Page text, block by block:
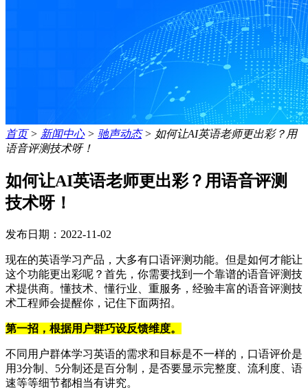
首页> 新闻中心> 驰声动态> 如何让AI英语老师更出彩？用
语音评测技术呀！
如何让AI英语老师更出彩？用语音评测
技术呀！
发布日期：2022-11-02
现在的英语学习产品，大多有口语评测功能。但是如何才能让
这个功能更出彩呢？首先，你需要找到一个靠谱的语音评测技
术提供商。懂技术、懂行业、重服务，经验丰富的语音评测技
术工程师会提醒你，记住下面两招。
第一招，根据用户群巧设反馈维度。
不同用户群体学习英语的需求和目标是不一样的，口语评价是
用3分制、5分制还是百分制，是否要显示完整度、流利度、语
速等等细节都相当有讲究。